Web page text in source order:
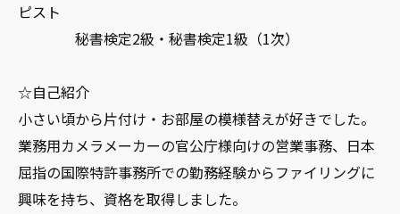
ピスト
秘書検定2級・秘書検定1級（1次）
☆自己紹介
小さい頃から片付け・お部屋の模様替えが好きでした。
業務用カメラメーカーの官公庁様向けの営業事務、日本
屈指の国際特許事務所での勤務経験からファイリングに
興味を持ち、資格を取得しました。